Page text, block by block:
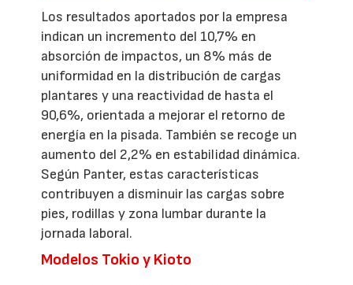
Los resultados aportados por la empresa
indican un incremento del 10,7% en
absorción de impactos, un 8% más de
uniformidad en la distribución de cargas
plantares y una reactividad de hasta el
90,6%, orientada a mejorar el retorno de
energía en la pisada. También se recoge un
aumento del 2,2% en estabilidad dinámica.
Según Panter, estas características
contribuyen a disminuir las cargas sobre
pies, rodillas y zona lumbar durante la
jornada laboral.
Modelos Tokio y Kioto